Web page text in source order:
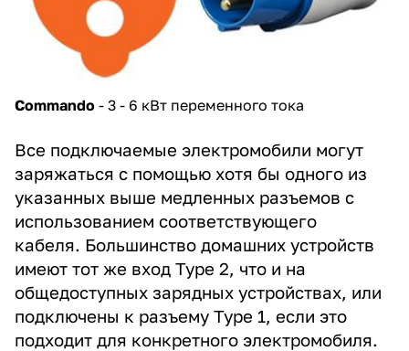
Commando - 3 - 6 кВт переменного тока
Все подключаемые электромобили могут
заряжаться с помощью хотя бы одного из
указанных выше медленных разъемов с
использованием соответствующего
кабеля. Большинство домашних устройств
имеют тот же вход Type 2, что и на
общедоступных зарядных устройствах, или
подключены к разъему Type 1, если это
подходит для конкретного электромобиля.